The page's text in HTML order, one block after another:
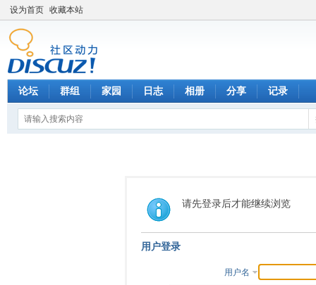
设为首页 收藏本站
论坛 群组 家园 日志 相册 分享 记录
请先登录后才能继续浏览
用户登录
用户名